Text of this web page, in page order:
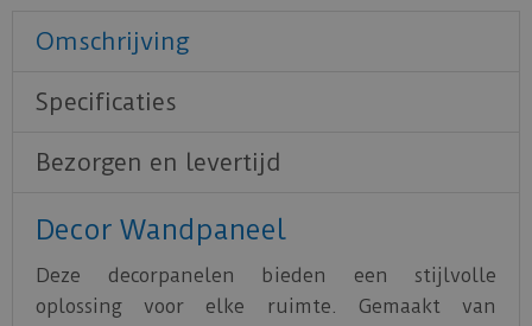
Omschrijving
Specificaties
Bezorgen en levertijd
Decor Wandpaneel
Deze decorpanelen bieden een stijlvolle
oplossing voor elke ruimte. Gemaakt van